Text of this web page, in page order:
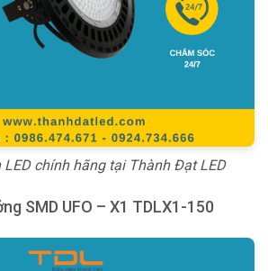
LED chính hãng tại Thành Đạt LED
SMD UFO – X1 TDLX1-150